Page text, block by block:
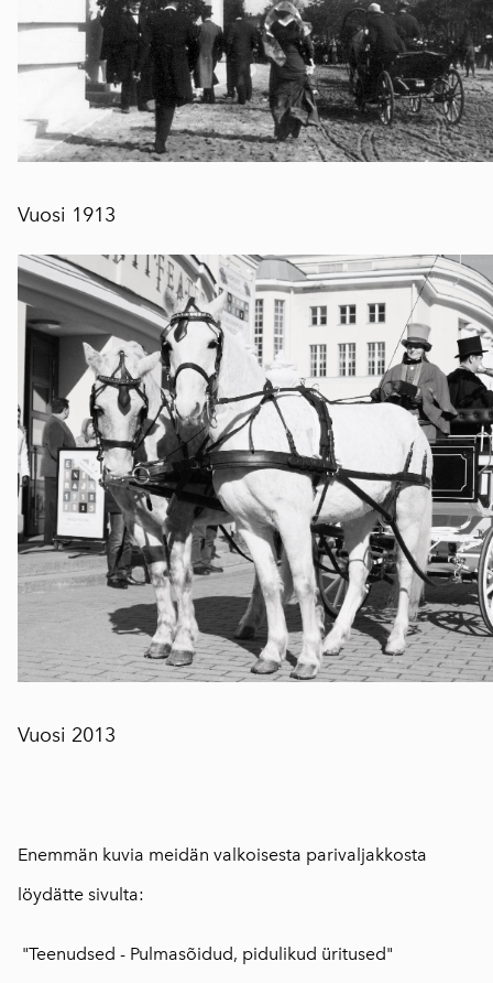
Vuosi 1913
Vuosi 2013
Enemmän kuvia meidän valkoisesta parivaljakkosta
löydätte sivulta:
"Teenudsed - Pulmasõidud, pidulikud üritused"